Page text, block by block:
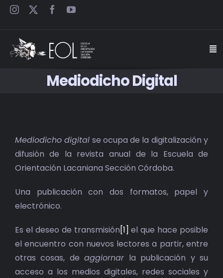
Saltar
SEMINARIOS
CARTELES
BIBLIOTECA
RED EOL
Mediodicho Digital
Mediodicho digital se ocupa de la digitalización y
difusión de la revista anual de la Escuela de
Orientación Lacaniana Sección Córdoba.
Una publicación con dos formatos, papel y
electrónico.
Es el deseo de transmisión[1] el que hace posible
el encuentro con nuevos lectores a partir, entre
otras cosas, deaggiornarla publicación y su
acceso a los medios digitales, redes sociales y